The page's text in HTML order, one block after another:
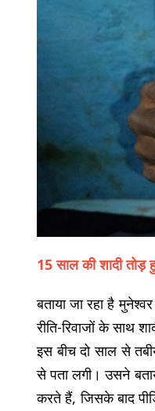
15 साल की शादी तोड़
बताया जा रहा है
रीति-रिवाजों के साथ
इस बीच दो साल से
से पता लगी। उसने
करते हैं, जिसके बाद